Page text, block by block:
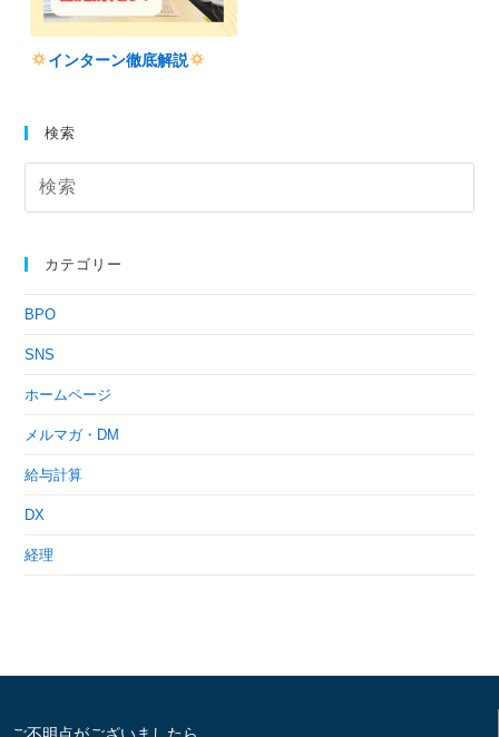
インターン徹底解説
検索
カテゴリー
BPO
SNS
ホームページ
メルマガ・DM
給与計算
DX
経理
ご不明点がございましたら、